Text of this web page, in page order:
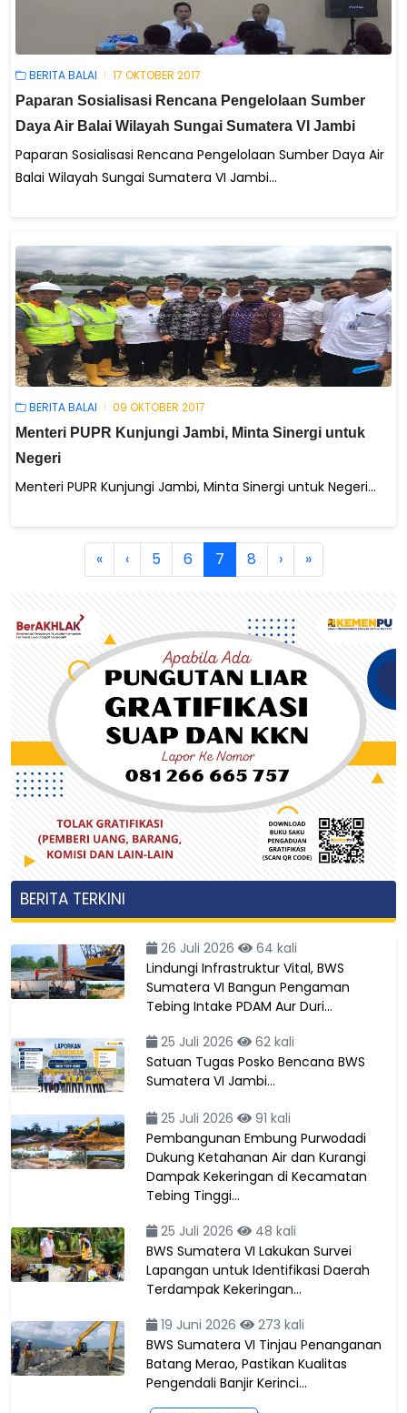
BERITA BALAI
17 OKTOBER 2017
Paparan Sosialisasi Rencana Pengelolaan Sumber
Daya Air Balai Wilayah Sungai Sumatera VI Jambi
Paparan Sosialisasi Rencana Pengelolaan Sumber Daya Air
Balai Wilayah Sungai Sumatera VI Jambi...
BERITA BALAI
09 OKTOBER 2017
Menteri PUPR Kunjungi Jambi, Minta Sinergi untuk
Negeri
Menteri PUPR Kunjungi Jambi, Minta Sinergi untuk Negeri...
« ‹ 5 6 7 8 › »
BERITA TERKINI
26 Juli 2026
64 kali
Lindungi Infrastruktur Vital, BWS
Sumatera VI Bangun Pengaman
Tebing Intake PDAM Aur Duri…
25 Juli 2026
62 kali
Satuan Tugas Posko Bencana BWS
Sumatera VI Jambi…
25 Juli 2026
91 kali
Pembangunan Embung Purwodadi
Dukung Ketahanan Air dan Kurangi
Dampak Kekeringan di Kecamatan
Tebing Tinggi…
25 Juli 2026
48 kali
BWS Sumatera VI Lakukan Survei
Lapangan untuk Identifikasi Daerah
Terdampak Kekeringan…
19 Juni 2026
273 kali
BWS Sumatera VI Tinjau Penanganan
Batang Merao, Pastikan Kualitas
Pengendali Banjir Kerinci…